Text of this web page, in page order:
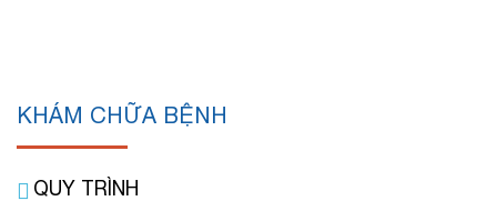
KHÁM CHỮA BỆNH
QUY TRÌNH